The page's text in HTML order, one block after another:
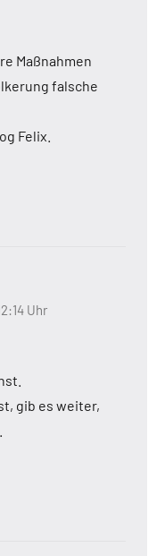
Maßnahmen
falsche
Felix.
Uhr
gib es weiter,